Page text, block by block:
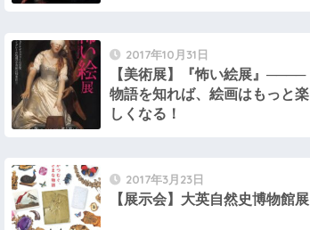
2017年10月31日
【美術展】『怖い絵展』────
物語を知れば、絵画はもっと楽
しくなる！
2017年3月23日
【展示会】大英自然史博物館展